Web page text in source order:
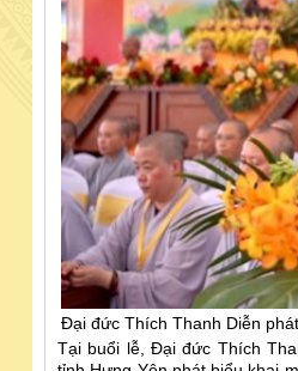
Đại đức Thích Thanh Diễn
Tại buổi lễ, Đại đức Thích